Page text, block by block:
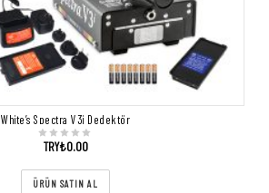
White’s Spectra V3i Dedektör
TRY₺0.00
ÜRÜN SATIN AL